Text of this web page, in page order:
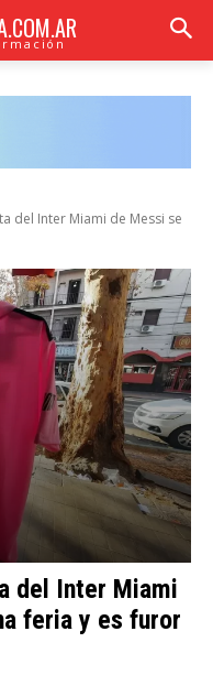
del Inter Miami de Messi se
del Inter Miami
feria y es furor